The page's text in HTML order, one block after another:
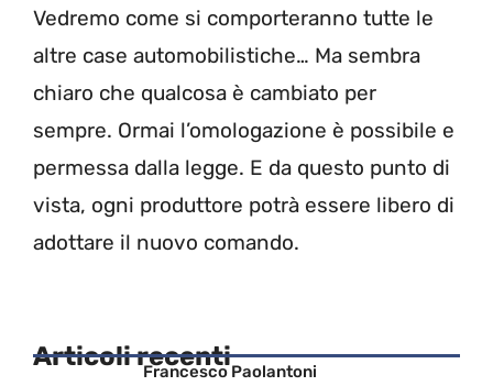
Vedremo come si comporteranno tutte le
altre case automobilistiche… Ma sembra
chiaro che qualcosa è cambiato per
sempre. Ormai l’omologazione è possibile e
permessa dalla legge. E da questo punto di
vista, ogni produttore potrà essere libero di
adottare il nuovo comando.
Articoli recentiFrancesco Paolantoni